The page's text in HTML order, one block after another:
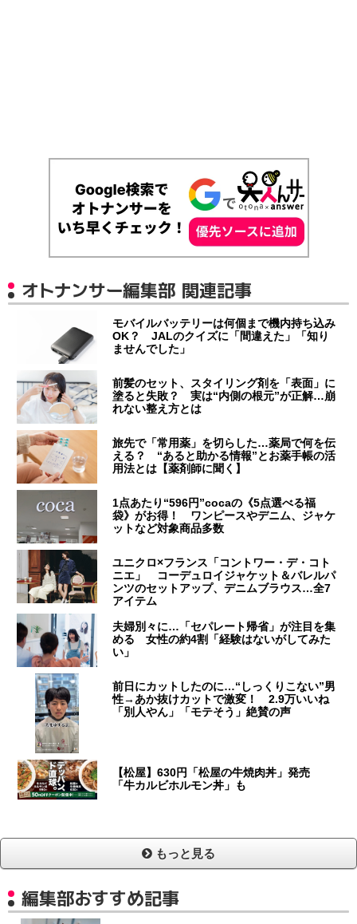
オトナンサー編集部 関連記事
モバイルバッテリーは何個まで機内持ち込み
OK？ JALのクイズに「間違えた」「知り
ませんでした」
前髪のセット、スタイリング剤を「表面」に
塗ると失敗？ 実は“内側の根元”が正解…崩
れない整え方とは
旅先で「常用薬」を切らした…薬局で何を伝
える？ “あると助かる情報”とお薬手帳の活
用法とは【薬剤師に聞く】
1点あたり“596円”cocaの《5点選べる福
袋》がお得！ ワンピースやデニム、ジャケ
ットなど対象商品多数
ユニクロ×フランス「コントワー・デ・コト
ニエ」 コーデュロイジャケット＆バレルパ
ンツのセットアップ、デニムブラウス…全7
アイテム
夫婦別々に…「セパレート帰省」が注目を集
める 女性の約4割「経験はないがしてみた
い」
前日にカットしたのに…“しっくりこない”男
性→あか抜けカットで激変！ 2.9万いいね
「別人やん」「モテそう」絶賛の声
【松屋】630円「松屋の牛焼肉丼」発売
「牛カルビホルモン丼」も
もっと見る
編集部おすすめ記事